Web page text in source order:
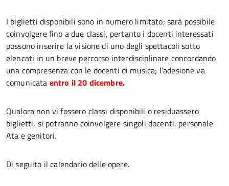
I biglietti disponibili sono in numero limitato; sarà possibile
coinvolgere fino a due classi, pertanto i docenti interessati
possono inserire la visione di uno degli spettacoli sotto
elencati in un breve percorso interdisciplinare concordando
una compresenza con le docenti di musica; l’adesione va
comunicata entro il 20 dicembre.
Qualora non vi fossero classi disponibili o residuassero
biglietti, si potranno coinvolgere singoli docenti, personale
Ata e genitori.
Di seguito il calendario delle opere.